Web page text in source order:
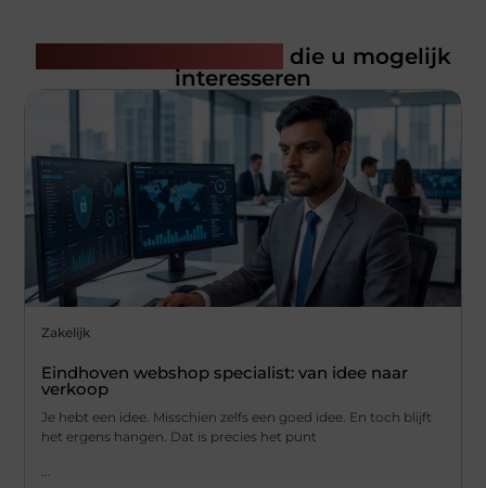
die u mogelijk
interesseren
Zakelijk
Eindhoven webshop specialist: van idee naar
verkoop
Je hebt een idee. Misschien zelfs een goed idee. En toch blijft
het ergens hangen. Dat is precies het punt
...